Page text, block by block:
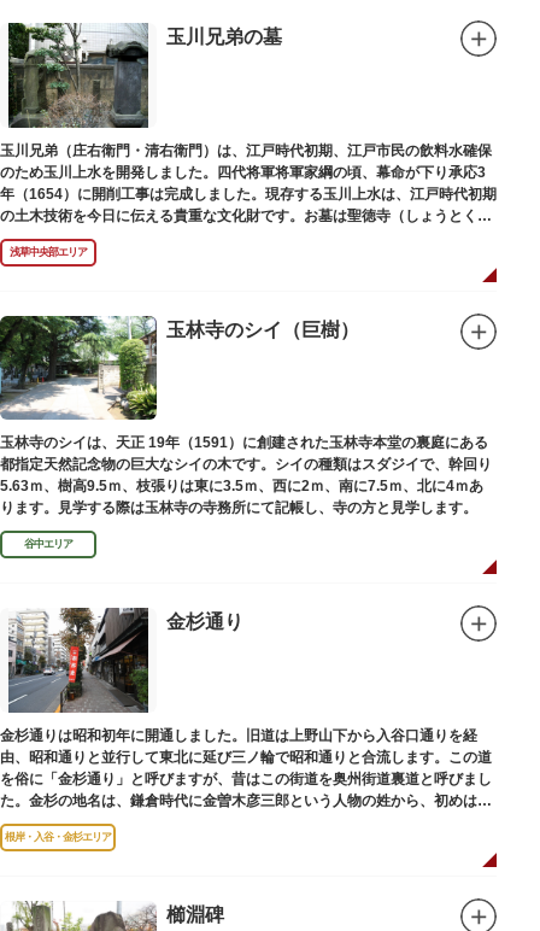
玉川兄弟の墓
玉川兄弟（庄右衛門・清右衛門）は、江戸時代初期、江戸市民の飲料水確保
のため玉川上水を開発しました。四代将軍将軍家綱の頃、幕命が下り承応3
年（1654）に開削工事は完成しました。現存する玉川上水は、江戸時代初期
の土木技術を今日に伝える貴重な文化財です。お墓は聖徳寺（しょうとく
じ）にあります。
浅草中央部エリア
玉林寺のシイ（巨樹）
玉林寺のシイは、天正 19年（1591）に創建された玉林寺本堂の裏庭にある
都指定天然記念物の巨大なシイの木です。シイの種類はスダジイで、幹回り
5.63ｍ、樹高9.5ｍ、枝張りは東に3.5ｍ、西に2ｍ、南に7.5ｍ、北に4ｍあ
ります。見学する際は玉林寺の寺務所にて記帳し、寺の方と見学します。
谷中エリア
金杉通り
金杉通りは昭和初年に開通しました。旧道は上野山下から入谷口通りを経
由、昭和通りと並行して東北に延び三ノ輪で昭和通りと合流します。この道
を俗に「金杉通り」と呼びますが、昔はこの街道を奥州街道裏道と呼びまし
た。金杉の地名は、鎌倉時代に金曽木彦三郎という人物の姓から、初めは金
曽木、それが金杉に変わったものとされています。
根岸・入谷・金杉エリア
櫛淵碑